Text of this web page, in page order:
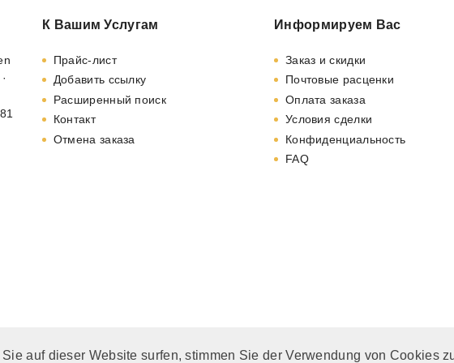
auf dieser Website surfen, stimmen Sie der Verwendung von Cookies
К Вашим Услугам
Прайс-лист
Добавить ссылку
Расширенный поиск
Контакт
Отмена заказа
Информируем Вас
Заказ и скидки
Почтовые расценки
Оплата заказа
Условия сделки
Конфиденциальность
FAQ
Alle Preise inkl. MwSt. und zzgl.Versandkosten